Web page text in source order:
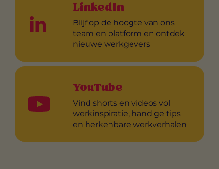
LinkedIn
Blijf op de hoogte van ons
team en platform en ontdek
nieuwe werkgevers
YouTube
Vind shorts en videos vol
werkinspiratie, handige tips
en herkenbare werkverhalen